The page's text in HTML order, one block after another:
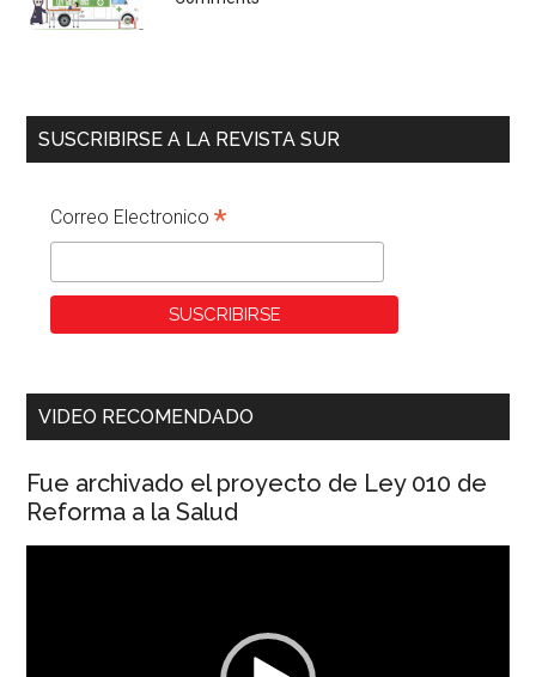
SUSCRIBIRSE A LA REVISTA SUR
Correo Electronico*
VIDEO RECOMENDADO
Fue archivado el proyecto de Ley 010 de
Reforma a la Salud